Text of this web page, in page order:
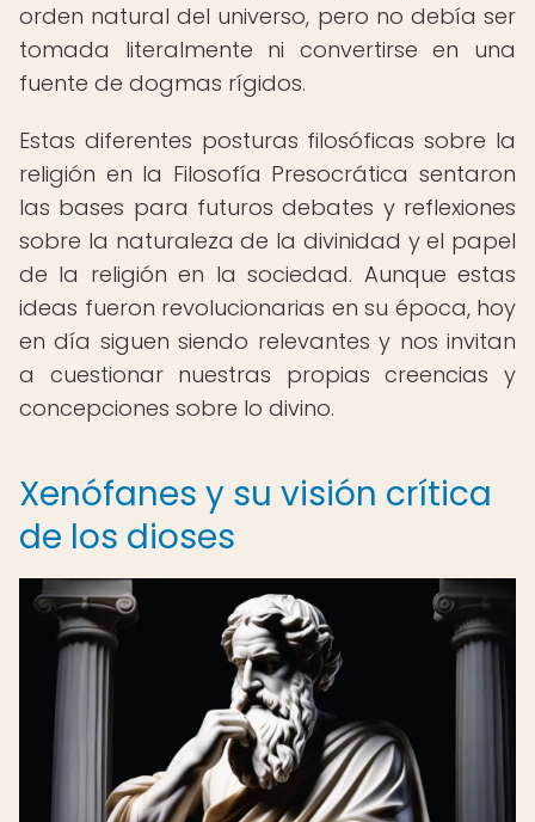
orden natural del universo, pero no debía ser
tomada literalmente ni convertirse en una
fuente de dogmas rígidos.
Estas diferentes posturas filosóficas sobre la
religión en la Filosofía Presocrática sentaron
las bases para futuros debates y reflexiones
sobre la naturaleza de la divinidad y el papel
de la religión en la sociedad. Aunque estas
ideas fueron revolucionarias en su época, hoy
en día siguen siendo relevantes y nos invitan
a cuestionar nuestras propias creencias y
concepciones sobre lo divino.
Xenófanes y su visión crítica
de los dioses